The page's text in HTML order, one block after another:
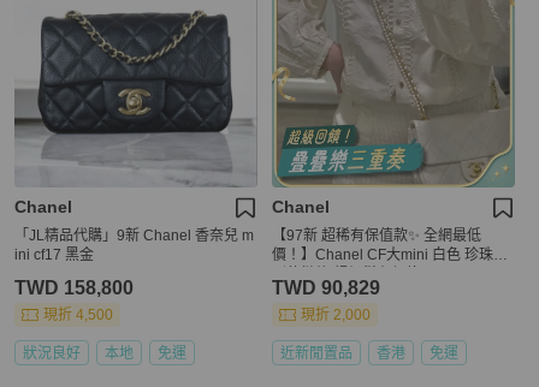
Chanel
「JL精品代購」9新 Chanel 香奈兒 m
ini cf17 黑金
TWD 158,800
現折 4,500
狀況良好 本地 免運
Chanel
【97新 超稀有保值款✨ 全網最低
價！】Chanel CF大mini 白色 珍珠特
TWD 90,829
現折 2,000
近新閒置品 香港 免運